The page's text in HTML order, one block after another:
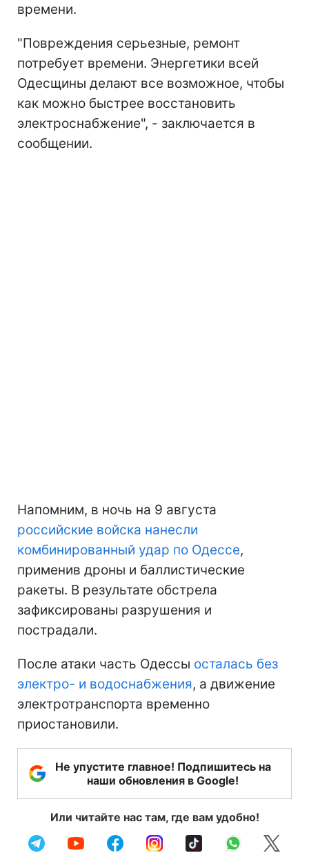
времени.
"Повреждения серьезные, ремонт
потребует времени. Энергетики всей
Одесщины делают все возможное, чтобы
как можно быстрее восстановить
электроснабжение", - заключается в
сообщении.
Напомним, в ночь на 9 августа
российские войска нанесли
комбинированный удар по Одессе,
применив дроны и баллистические
ракеты. В результате обстрела
зафиксированы разрушения и
пострадали.
После атаки часть Одессы осталась без
электро- и водоснабжения, а движение
электротранспорта временно
приостановили.
Не упустите главное! Подпишитесь на
наши обновления в Google!
Или читайте нас там, где вам удобно!